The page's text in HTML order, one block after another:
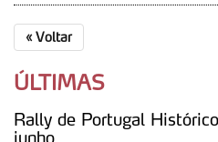
« Voltar
ÚLTIMAS
Rally de Portugal
junho